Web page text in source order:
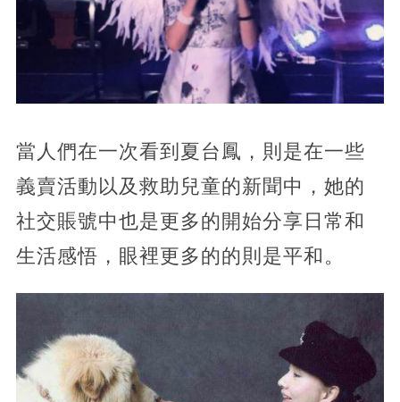
當人們在一次看到夏台鳳，則是在一些
義賣活動以及救助兒童的新聞中，她的
社交賬號中也是更多的開始分享日常和
生活感悟，眼裡更多的的則是平和。